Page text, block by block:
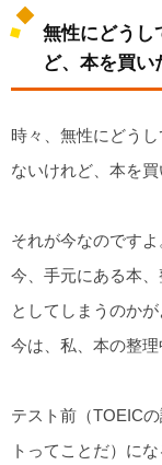
無性にどうし
ど、本を買い
時々、無性にどう
ないけれど、本を買
それが今なのですよ
今、手元にある本
としてしまうのかが
今は、私、本の整理
テスト前（TOEIC
トってことだ）に